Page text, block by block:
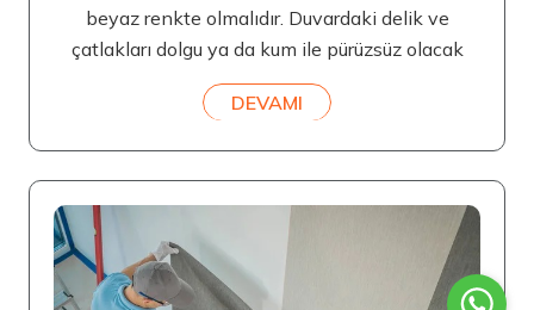
beyaz renkte olmalıdır. Duvardaki delik ve
çatlakları dolgu ya da kum ile pürüzsüz olacak
DEVAMI